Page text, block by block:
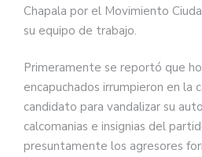
Chapala por el Movimiento
su equipo de trabajo.
Primeramente se reportó que
encapuchados irrumpieron en la
candidato para vandalizar su
calcomanias e insignias del
presuntamente los agresores